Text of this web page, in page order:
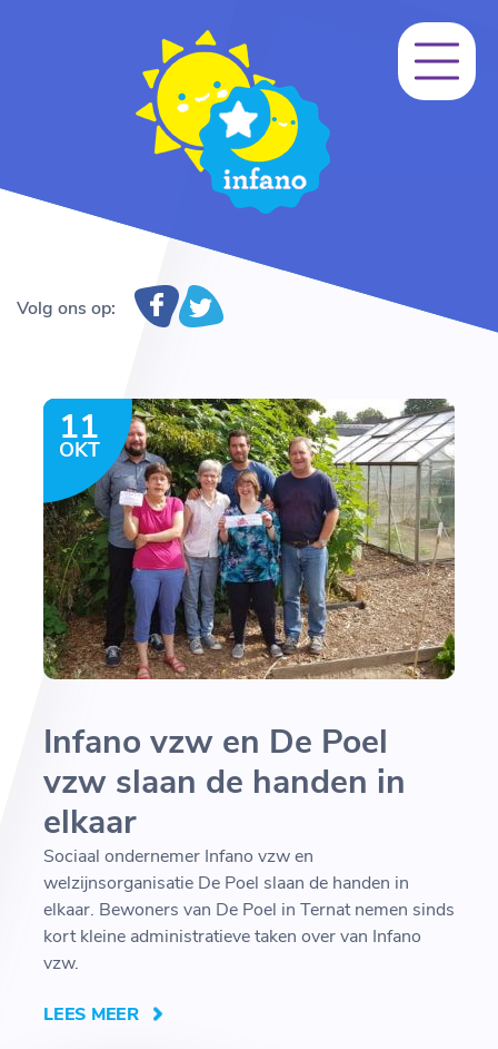
Volg ons op:
11
OKT
Infano vzw en De Poel
vzw slaan de handen in
elkaar
Sociaal ondernemer Infano vzw en
welzijnsorganisatie De Poel slaan de handen in
elkaar. Bewoners van De Poel in Ternat nemen sinds
kort kleine administratieve taken over van Infano
vzw.
LEES MEER